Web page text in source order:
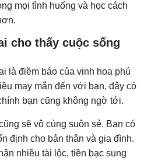
mọi tình huống và học cách
cho thấy cuộc sống
là điềm báo của vinh hoa phú
may mắn đến với bạn, đây có
bạn cũng không ngờ tới.
sẽ vô cùng suôn sẻ. Bạn có
định cho bản thân và gia đình.
nhiều tài lộc, tiền bạc sung